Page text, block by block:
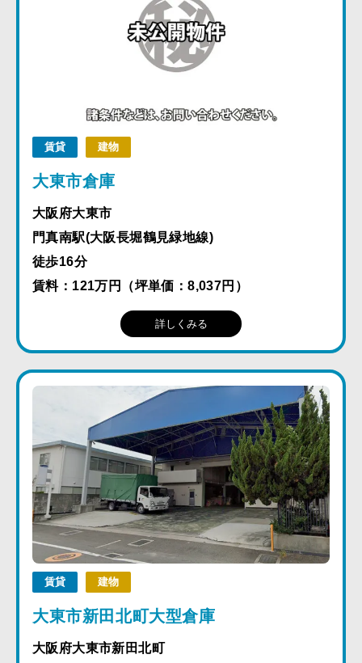
賃貸 建物
大東市倉庫
大阪府大東市
門真南駅(大阪長堀鶴見緑地線)
徒歩16分
賃料：121万円（坪単価：8,037円）
詳しくみる
賃貸 建物
大東市新田北町大型倉庫
大阪府大東市新田北町